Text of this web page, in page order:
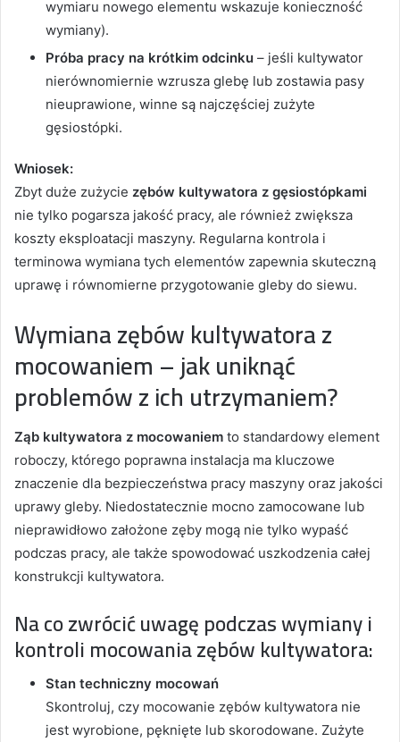
wymiaru nowego elementu wskazuje konieczność
wymiany).
Próba pracy na krótkim odcinku – jeśli kultywator
nierównomiernie wzrusza glebę lub zostawia pasy
nieuprawione, winne są najczęściej zużyte
gęsiostópki.
Wniosek:
Zbyt duże zużycie zębów kultywatora z gęsiostópkami
nie tylko pogarsza jakość pracy, ale również zwiększa
koszty eksploatacji maszyny. Regularna kontrola i
terminowa wymiana tych elementów zapewnia skuteczną
uprawę i równomierne przygotowanie gleby do siewu.
Wymiana zębów kultywatora z
mocowaniem – jak uniknąć
problemów z ich utrzymaniem?
Ząb kultywatora z mocowaniem to standardowy element
roboczy, którego poprawna instalacja ma kluczowe
znaczenie dla bezpieczeństwa pracy maszyny oraz jakości
uprawy gleby. Niedostatecznie mocno zamocowane lub
nieprawidłowo założone zęby mogą nie tylko wypaść
podczas pracy, ale także spowodować uszkodzenia całej
konstrukcji kultywatora.
Na co zwrócić uwagę podczas wymiany i
kontroli mocowania zębów kultywatora:
Stan techniczny mocowań
Skontroluj, czy mocowanie zębów kultywatora nie
jest wyrobione, pęknięte lub skorodowane. Zużyte